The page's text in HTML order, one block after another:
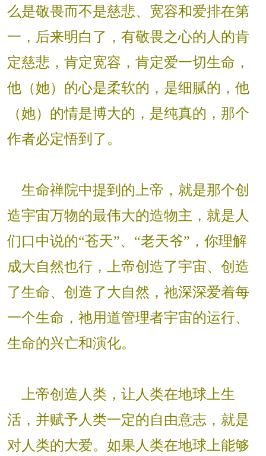
么是敬畏而不是慈悲、宽容和爱排在第
一，后来明白了，有敬畏之心的人的肯
定慈悲，肯定宽容，肯定爱一切生命，
他（她）的心是柔软的，是细腻的，他
（她）的情是博大的，是纯真的，那个
作者必定悟到了。
生命禅院中提到的上帝，就是那个创
造宇宙万物的最伟大的造物主，就是人
们口中说的“苍天”、“老天爷”，你理解
成大自然也行，上帝创造了宇宙、创造
了生命、创造了大自然，祂深深爱着每
一个生命，祂用道管理者宇宙的运行、
生命的兴亡和演化。
上帝创造人类，让人类在地球上生
活，并赋予人类一定的自由意志，就是
对人类的大爱。如果人类在地球上能够